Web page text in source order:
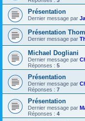
Présentation
Dernier message par
Présentation
Dernier message par
Michael Dogliani
Dernier message par
Réponses : 5
Présentation
Dernier message par
Réponses : 7
Présentation
Dernier message par
Réponses : 4